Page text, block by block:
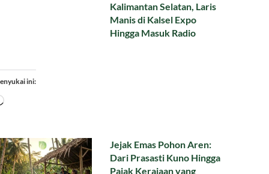
Kalimantan Selatan, Laris
Manis di Kalsel Expo
Hingga Masuk Radio
ini:
Memuat...
Jejak Emas Pohon Aren:
Dari Prasasti Kuno Hingga
Pajak Kerajaan yang